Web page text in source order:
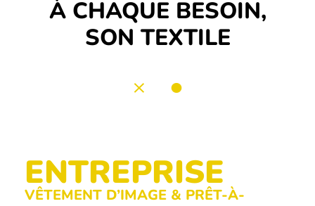
À CHAQUE BESOIN,
SON TEXTILE
ENTREPRISE
VÊTEMENT D’IMAGE & PRÊT-À-